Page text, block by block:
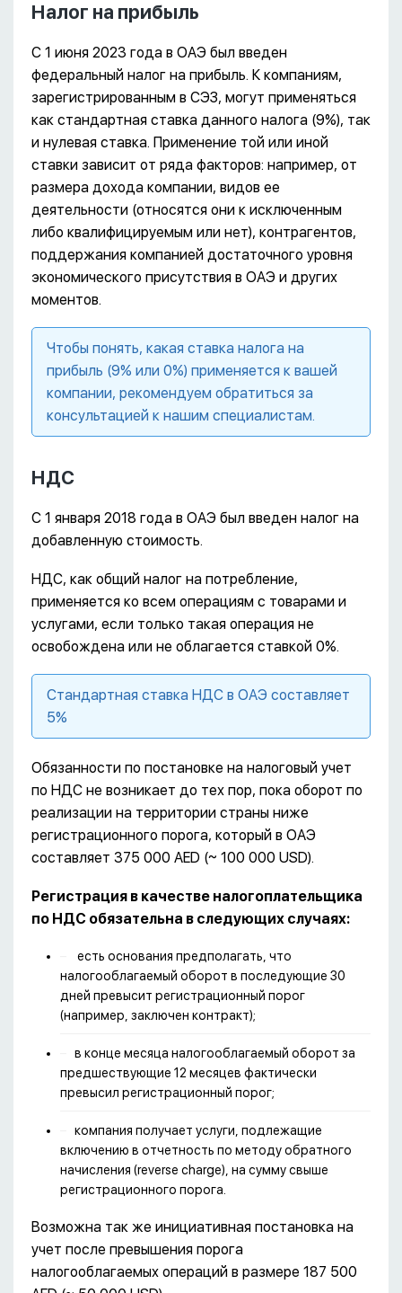
Налог на прибыль
С 1 июня 2023 года в ОАЭ был введен
федеральный налог на прибыль. К компаниям,
зарегистрированным в СЭЗ, могут применяться
как стандартная ставка данного налога (9%), так
и нулевая ставка. Применение той или иной
ставки зависит от ряда факторов: например, от
размера дохода компании, видов ее
деятельности (относятся они к исключенным
либо квалифицируемым или нет), контрагентов,
поддержания компанией достаточного уровня
экономического присутствия в ОАЭ и других
моментов.
Чтобы понять, какая ставка налога на
прибыль (9% или 0%) применяется к вашей
компании, рекомендуем обратиться за
консультацией к нашим специалистам.
НДС
С 1 января 2018 года в ОАЭ был введен налог на
добавленную стоимость.
НДС, как общий налог на потребление,
применяется ко всем операциям с товарами и
услугами, если только такая операция не
освобождена или не облагается ставкой 0%.
Стандартная ставка НДС в ОАЭ составляет
5%
Обязанности по постановке на налоговый учет
по НДС не возникает до тех пор, пока оборот по
реализации на территории страны ниже
регистрационного порога, который в ОАЭ
составляет 375 000 AED (~ 100 000 USD).
Регистрация в качестве налогоплательщика
по НДС обязательна в следующих случаях:
есть основания предполагать, что
налогооблагаемый оборот в последующие 30
дней превысит регистрационный порог
(например, заключен контракт);
в конце месяца налогооблагаемый оборот за
предшествующие 12 месяцев фактически
превысил регистрационный порог;
компания получает услуги, подлежащие
включению в отчетность по методу обратного
начисления (reverse charge), на сумму свыше
регистрационного порога.
Возможна так же инициативная постановка на
учет после превышения порога
налогооблагаемых операций в размере 187 500